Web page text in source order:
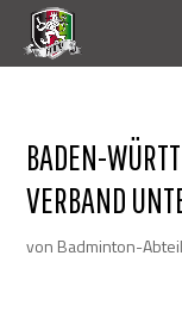
BADEN-
VERBAND
von Badminton-